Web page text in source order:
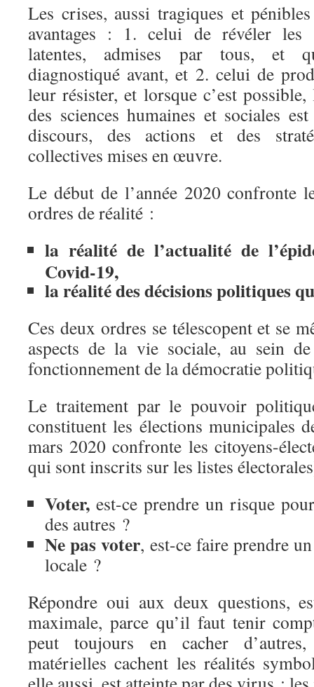
Les crises, aussi tragiques et
avantages : 1. celui de révéler les
latentes, admises par tous, et
diagnostiqué avant, et 2. celui de
leur résister, et lorsque c’est
des sciences humaines et sociales
discours, des actions et des
collectives mises en œuvre.
Le début de l’année 2020 confronte
ordres de réalité :
la réalité de l’actualité de
Covid-19,
la réalité des décisions politiques
Ces deux ordres se télescopent et se
aspects de la vie sociale, au sein
fonctionnement de la démocratie
Le traitement par le pouvoir
constituent les élections municipales
mars 2020 confronte les citoyens-
qui sont inscrits sur les listes
Voter, est-ce prendre un risque
des autres ?
Ne pas voter, est-ce faire prendre
locale ?
Répondre oui aux deux questions,
maximale, parce qu’il faut tenir
peut toujours en cacher
matérielles cachent les réalités